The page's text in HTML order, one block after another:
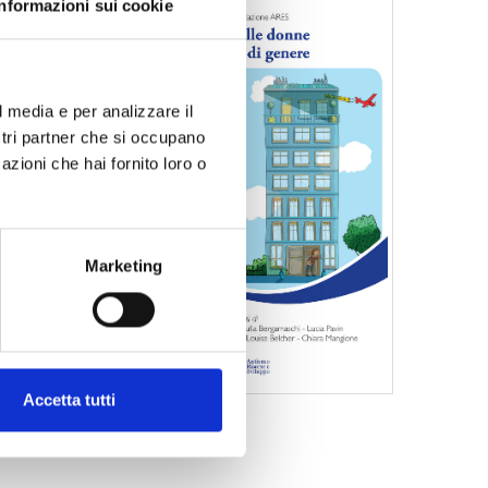
sui cookie
e per analizzare il
partner che si occupano
che hai fornito loro o
Marketing
Accetta tutti
una
,